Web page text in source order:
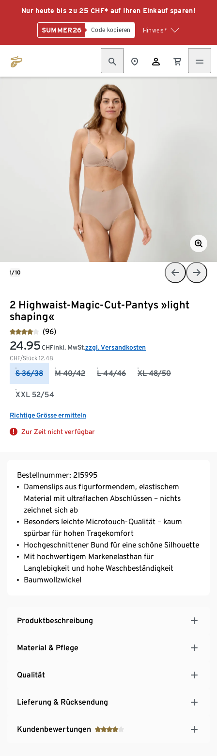
Nur heute bis zu 25 CHF* auf Ihren Einkauf sparen!
SUMMER26 Code kopieren Hinweis*
2 Highwaist-Magic-Cut-Pantys »light
shaping«
(96)
24.95 CHF
CHF/Stück 12.48
inkl. MwSt.zzgl. Versandkosten
S 36/38 M 40/42 L 44/46 XL 48/50
XXL 52/54
Richtige Grösse ermitteln
Zur Zeit nicht verfügbar
1/10
Bestellnummer: 215995
Damenslips aus figurformendem, elastischem
Material mit ultraflachen Abschlüssen – nichts
zeichnet sich ab
Besonders leichte Microtouch-Qualität – kaum
spürbar für hohen Tragekomfort
Hochgeschnittener Bund für eine schöne Silhouette
Mit hochwertigem Markenelasthan für
Langlebigkeit und hohe Waschbeständigkeit
Baumwollzwickel
Produktbeschreibung
Material & Pflege
Qualität
Lieferung & Rücksendung
Kundenbewertungen